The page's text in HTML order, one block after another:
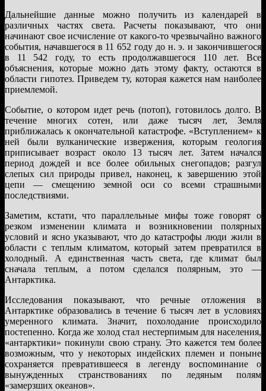
Дальнейшие данные можно получить из календарей в
различных частях света. Расчеты показывают, что они
начинают свое исчисление от какого-то чрезвычайно важного
события, начавшегося в 11 652 году до н. э. и закончившегося
в 11 542 году, то есть продолжавшегося 110 лет. Все
объяснения, которые можно дать этому факту, остаются в
области гипотез. Приведем ту, которая кажется нам наиболее
приемлемой.
Событие, о котором идет речь (потоп), готовилось долго. В
течение многих сотен, или даже тысяч лет, Земля
приближалась к окончательной катастрофе. «Вступлением» к
ней были вулканические извержения, которым геология
приписывает возраст около 13 тысяч лет. Затем начался
период дождей и все более обильных снегопадов; разгул
слепых сил природы привел, наконец, к завершению этой
цепи — смещению земной оси со всеми страшными
последствиями.
Заметим, кстати, что параллельные мифы тоже говорят о
резком изменении климата и возникновении полярных
условий и ясно указывают, что до катастрофы люди жили в
области с теплым климатом, который затем превратился в
холодный. А единственная часть света, где климат был
сначала теплым, а потом сделался полярным, это —
Антарктика.
Исследования показывают, что речные отложения в
Антарктике образовались в течение 6 тысяч лет в условиях
умеренного климата. Значит, похолодание происходило
постепенно. Когда же холод стал нестерпимым для населения,
«антарктики» покинули свою страну. Это кажется тем более
возможным, что у некоторых индейских племен и поныне
сохраняется превратившееся в легенду воспоминание о
вынужденных странствованиях по ледяным полям
«замерзших океанов».